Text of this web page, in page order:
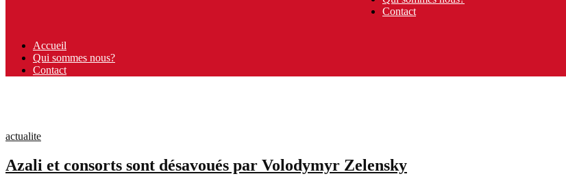
Contact
Accueil
Qui sommes nous?
Contact
actualite
Azali et consorts sont désavoués par Volodymyr Zelensky